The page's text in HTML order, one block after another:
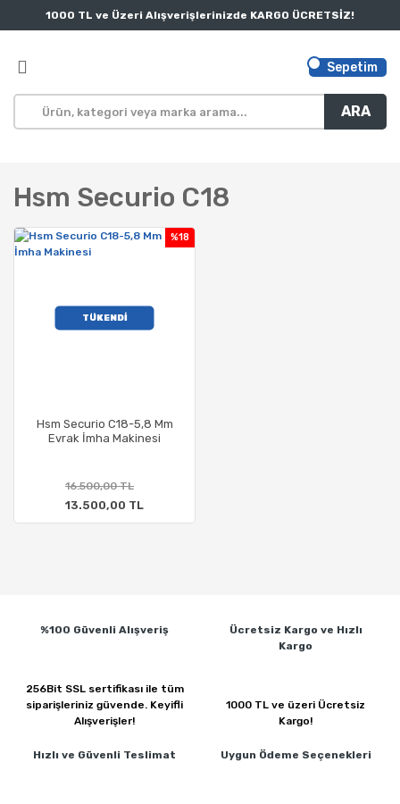
1000 TL ve Üzeri Alışverişlerinizde KARGO ÜCRETSİZ!
ARA
Sepetim
Hsm Securio C18
TÜKENDİ
Hsm Securio C18-5,8 Mm
Evrak İmha Makinesi
%18
16.500,00 TL
13.500,00 TL
%100 Güvenli Alışveriş
256Bit SSL sertifikası ile tüm
siparişleriniz güvende. Keyifli
Alışverişler!
Ücretsiz Kargo ve Hızlı
Kargo
1000 TL ve üzeri Ücretsiz
Kargo!
Hızlı ve Güvenli Teslimat Uygun Ödeme Seçenekleri